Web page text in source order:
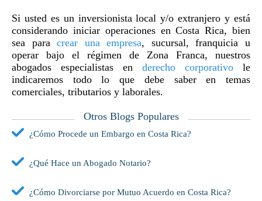
Si usted es un inversionista local y/o extranjero y está
considerando iniciar operaciones en Costa Rica, bien
sea paracrear una empresa, sucursal, franquicia u
operar bajo el régimen de Zona Franca, nuestros
abogados especialistas en derecho corporativo le
indicaremos todo lo que debe saber en temas
comerciales, tributarios y laborales.
Otros Blogs Populares
¿Cómo Procede un Embargo en Costa Rica?
¿Qué Hace un Abogado Notario?
¿Cómo Divorciarse por Mutuo Acuerdo en Costa Rica?